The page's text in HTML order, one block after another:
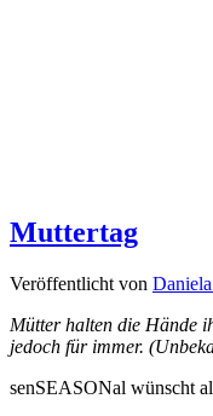
Muttertag
Veröffentlicht von
Mütter halten die Hände
jedoch für immer.
senSEASONal wünscht